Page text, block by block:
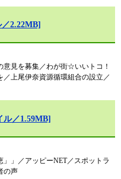
2.22MB]
意見を募集／わが街☆いいトコ！
上尾伊奈資源循環組合の設立／
ル／1.59MB]
」／アッピーNET／スポットラ
の声